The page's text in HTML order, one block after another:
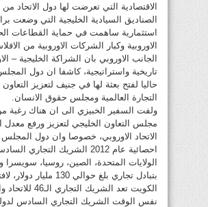
الاقتصادية التي تعرضت لها دول الاتحاد من
الصناديق السيادية الخليجية التي وضعت
استثمارية ساهمت في حماية القطاعات
الاوروبية وكبار الشركات الاوروبية من
الجانب الاوروبي بان الشراكة الخليجية –
تاريخية واستراتيجية، كاشفا ان دول
حاليا لفتح بعثة لها في جنيف لتعزيز
التجارة العالمية ومجلس حقوق الانسان.
ولفت السفير الخبيزي الى ان هناك رغبة
مجلس التعاون الخليجي لتعزيز ورفع معدل
الاتحاد الاوروبي، خصوصا وان دول
احصائية عام 2012 الشريك
الولايات المتحدة، الصين، روسيا، سويسرا
بتبادل تجاري بلغ حوالي 130
الكويت تعد الشريك
نفس الوقت الشريك التجاري السادس